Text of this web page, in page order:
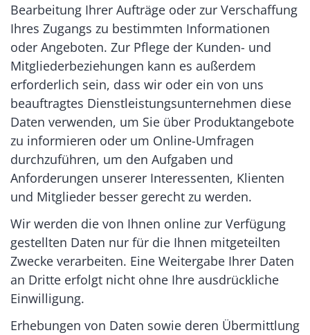
Bearbeitung Ihrer Aufträge oder zur Verschaffung
Ihres Zugangs zu bestimmten Informationen
oder Angeboten. Zur Pflege der Kunden- und
Mitgliederbeziehungen kann es außerdem
erforderlich sein, dass wir oder ein von uns
beauftragtes Dienstleistungsunternehmen diese
Daten verwenden, um Sie über Produktangebote
zu informieren oder um Online-Umfragen
durchzuführen, um den Aufgaben und
Anforderungen unserer Interessenten, Klienten
und Mitglieder besser gerecht zu werden.
Wir werden die von Ihnen online zur Verfügung
gestellten Daten nur für die Ihnen mitgeteilten
Zwecke verarbeiten. Eine Weitergabe Ihrer Daten
an Dritte erfolgt nicht ohne Ihre ausdrückliche
Einwilligung.
Erhebungen von Daten sowie deren Übermittlung